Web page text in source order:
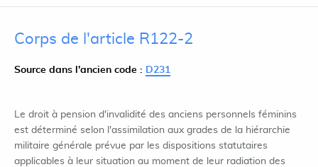
Corps de l'article R122-2
Source dans l'ancien code : D231
Le droit à pension d'invalidité des anciens personnels féminins
est déterminé selon l'assimilation aux grades de la hiérarchie
militaire générale prévue par les dispositions statutaires
applicables à leur situation au moment de leur radiation des